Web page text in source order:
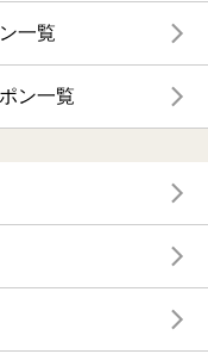
一覧
ン一覧